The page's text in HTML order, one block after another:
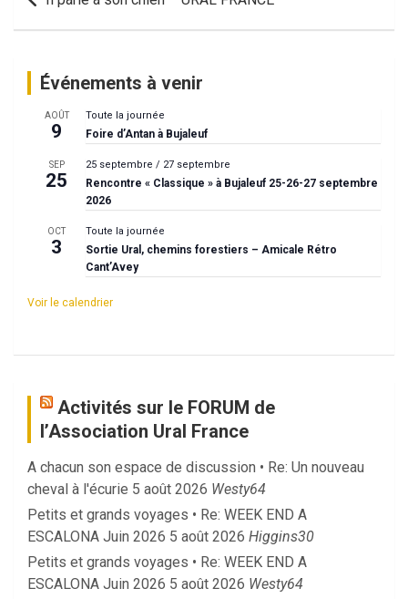
Événements à venir
AOÛT
9
Toute la journée
Foire d’Antan à Bujaleuf
SEP
25
25 septembre / 27 septembre
Rencontre « Classique » à Bujaleuf 25-26-27 septembre
2026
OCT
3
Toute la journée
Sortie Ural, chemins forestiers – Amicale Rétro
Cant’Avey
Voir le calendrier
Activités sur le FORUM de
l’Association Ural France
A chacun son espace de discussion • Re: Un nouveau
cheval à l'écurie 5 août 2026 Westy64
Petits et grands voyages • Re: WEEK END A
ESCALONA Juin 2026 5 août 2026 Higgins30
Petits et grands voyages • Re: WEEK END A
ESCALONA Juin 2026 5 août 2026 Westy64